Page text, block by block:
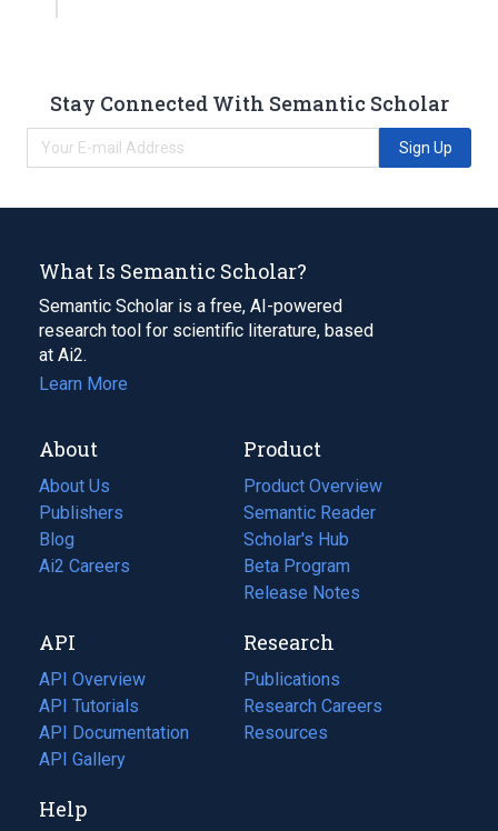
Stay Connected With Semantic Scholar
Sign Up
What Is Semantic Scholar?
Semantic Scholar is a free, AI-powered
research tool for scientific literature, based
at Ai2.
Learn More
About
About Us
Publishers
Blog
(opens
in
tab)
Ai2 Careers
(opens
new
tab)
Product
Product Overview
Semantic Reader
Scholar's Hub
Beta Program
Release Notes
API
API Overview
API Tutorials
API Documentation
(opens
in
new
API Gallery
Research
Publications
(opens
in
a
Research Careers
(opens
in
Resources
(opens
Help